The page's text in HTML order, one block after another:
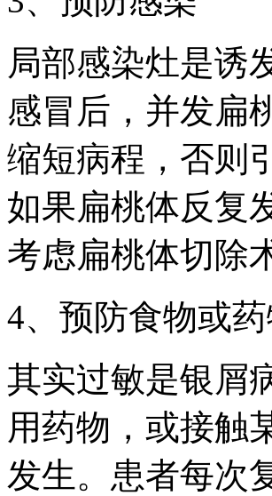
局部感染灶是诱
感冒后，并发扁
缩短病程，否则
如果扁桃体反复
考虑扁桃体切除
4、预防食物或
其实过敏是银屑
用药物，或接触
发生。患者每次